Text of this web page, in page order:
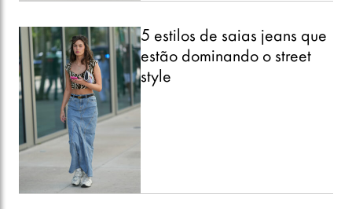
5 estilos de saias jeans que
estão dominando o street
style